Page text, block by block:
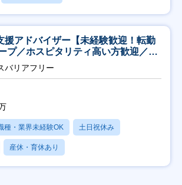
援アドバイザー【未経験歓迎！転勤
プ／ホスピタリティ高い方歓迎／土
バリアフリー
種・業界未経験OK 土日祝休み
産休・育休あり